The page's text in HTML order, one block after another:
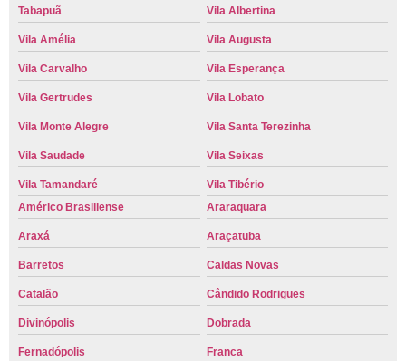
Tabapuã Vila Albertina
Vila Amélia Vila Augusta
Vila Carvalho Vila Esperança
Vila Gertrudes Vila Lobato
Vila Monte Alegre Vila Santa Terezinha
Vila Saudade Vila Seixas
Vila Tamandaré
Vila Tibério
Américo Brasiliense
Araraquara
Araxá Araçatuba
Barretos Caldas Novas
Catalão Cândido Rodrigues
Divinópolis Dobrada
Fernadópolis Franca